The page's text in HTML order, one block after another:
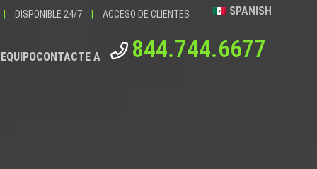
| DISPONIBLE 24/7 | ACCESO DE CLIENTES SPANISH
CONTACTE A 844.744.6677